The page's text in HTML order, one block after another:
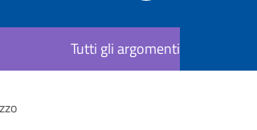
Tutti gli argomenti